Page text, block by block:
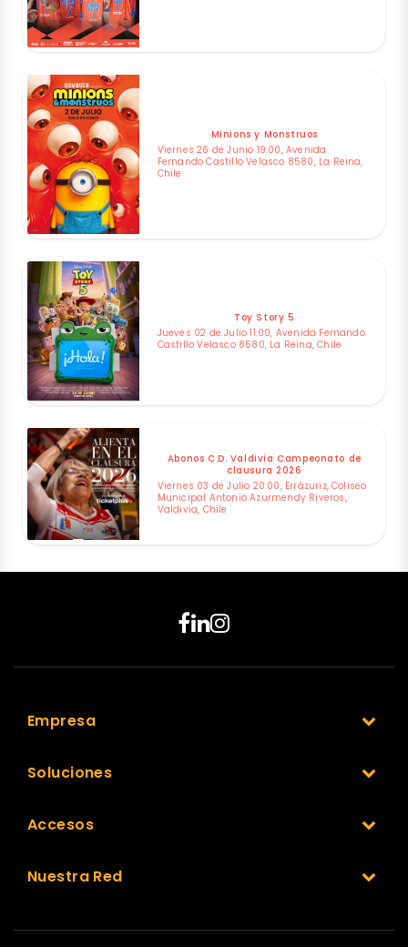
Minions y Monstruos
Viernes 26 de Junio 19:00, Avenida
Fernando Castillo Velasco 8580, La Reina,
Chile
Toy Story 5
Jueves 02 de Julio 11:00, Avenida Fernando
Castillo Velasco 8580, La Reina, Chile
Abonos C.D. Valdivia Campeonato de
clausura 2026
Viernes 03 de Julio 20:00, Errázuriz, Coliseo
Municipal Antonio Azurmendy Riveros,
Valdivia, Chile
Empresa
Soluciones
Accesos
Nuestra Red